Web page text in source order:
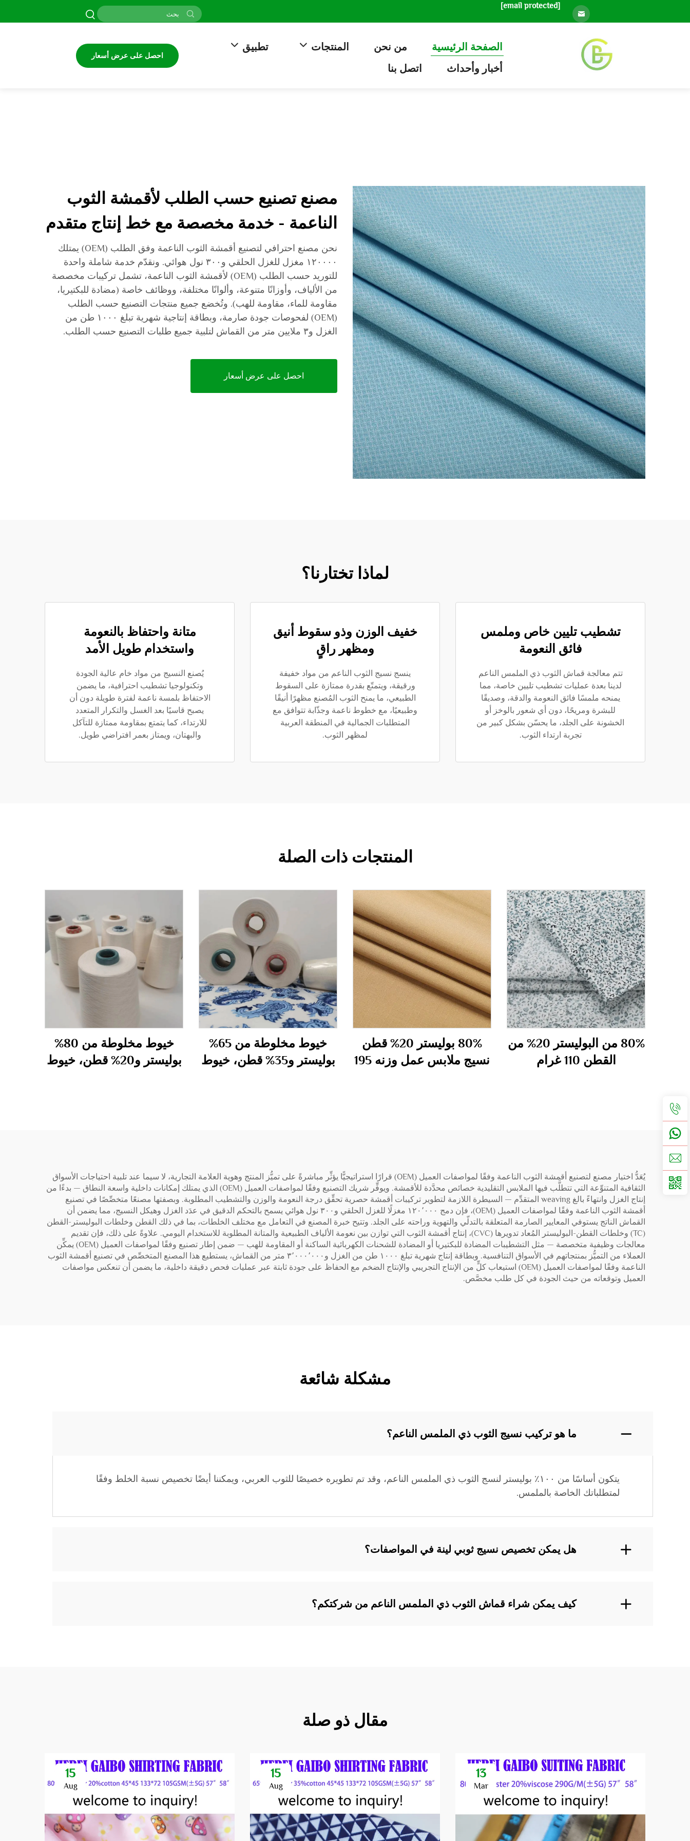
[email protected]
الصفحة الرئيسية من نحن المنتجات
تطبيق
أخبار وأحداث
اتصل بنا
احصل على عرض أسعار
مصنع تصنيع حسب الطلب لأقمشة الثوب
الناعمة - خدمة مخصصة مع خط إنتاج متقدم
نحن مصنع احترافي لتصنيع أقمشة الثوب الناعمة وفق الطلب (OEM) يمتلك
١٢٠٠٠٠ مغزل للغزل الحلقي و٣٠٠ نول هوائي. ونقدّم خدمة شاملة واحدة
للتوريد حسب الطلب (OEM) لأقمشة الثوب الناعمة، تشمل تركيبات مخصصة
من الألياف، وأوزانًا متنوعة، وألوانًا مختلفة، ووظائف خاصة (مضادة للبكتيريا،
مقاومة للماء، مقاومة للهب). وتُخضع جميع منتجات التصنيع حسب الطلب
(OEM) لفحوصات جودة صارمة، وبطاقة إنتاجية شهرية تبلغ ١٠٠٠ طن من
الغزل و٣ ملايين متر من القماش لتلبية جميع طلبات التصنيع حسب الطلب.
احصل على عرض أسعار
لماذا تختارنا؟
تشطيب تليين خاص وملمس
فائق النعومة
تتم معالجة قماش الثوب ذي الملمس الناعم
لدينا بعدة عمليات تشطيب تليين خاصة، مما
يمنحه ملمسًا فائق النعومة والدقة، وصديقًا
للبشرة ومريحًا، دون أي شعور بالوخز أو
الخشونة على الجلد، ما يحسّن بشكل كبير من
تجربة ارتداء الثوب.
خفيف الوزن وذو سقوط أنيق
ومظهر راقٍ
ينسج نسيج الثوب الناعم من مواد خفيفة
ورقيقة، ويتمتّع بقدرة ممتازة على السقوط
الطبيعي، ما يمنح الثوب المُصنع مظهرًا أنيقًا
وطبيعيًا، مع خطوط ناعمة وجذّابة تتوافق مع
المتطلبات الجمالية في المنطقة العربية
لمظهر الثوب.
متانة واحتفاظ بالنعومة
واستخدام طويل الأمد
يُصنع النسيج من مواد خام عالية الجودة
وتكنولوجيا تشطيب احترافية، ما يضمن
الاحتفاظ بلمسة ناعمة لفترة طويلة دون أن
يصبح قاسيًا بعد الغسل والتكرار المتعدد
للارتداء، كما يتمتع بمقاومة ممتازة للتآكل
والبهتان، ويمتاز بعمر افتراضي طويل.
المنتجات ذات الصلة
80% من البوليستر 20% من
القطن 110 غرام
80% بوليستر 20% قطن
نسيج ملابس عمل وزنه 195
خيوط مخلوطة من 65%
بوليستر و35% قطن، خيوط
خيوط مخلوطة من 80%
بوليستر و20% قطن، خيوط
يُعَدُّ اختيار مصنع لتصنيع أقمشة الثوب الناعمة وفقًا لمواصفات العميل (OEM) قرارًا استراتيجيًّا يؤثِّر مباشرةً على تميُّز المنتج وهوية العلامة التجارية، لا سيما عند تلبية احتياجات الأسواق
الثقافية المتنوِّعة التي تتطلَّب فيها الملابس التقليدية خصائص محدَّدة للأقمشة. ويوفِّر شريك التصنيع وفقًا لمواصفات العميل (OEM) الذي يمتلك إمكانات داخلية واسعة النطاق — بدءًا من
إنتاج الغزل وانتهاءً بالغ weaving المتقدِّم — السيطرة اللازمة لتطوير تركيبات أقمشة حصرية تحقِّق درجة النعومة والوزن والتشطيب المطلوبة. وبصفتها مصنعًا متخصِّصًا في تصنيع
أقمشة الثوب الناعمة وفقًا لمواصفات العميل (OEM)، فإن دمج ١٢٠٬٠٠٠ مغزلًا للغزل الحلقي و٣٠٠ نول هوائي يسمح بالتحكم الدقيق في عدَد الغزل وهيكل النسيج، مما يضمن أن
القماش الناتج يستوفي المعايير الصارمة المتعلقة بالتدلّي والتهوية وراحته على الجلد. وتتيح خبرة المصنع في التعامل مع مختلف الخلطات، بما في ذلك القطن وخلطات البوليستر-القطن
(TC) وخلطات القطن-البوليستر المُعاد تدويرها (CVC)، إنتاج أقمشة الثوب التي توازن بين نعومة الألياف الطبيعية والمتانة المطلوبة للاستخدام اليومي. علاوةً على ذلك، فإن تقديم
معالجات وظيفية متخصصة — مثل التشطيبات المضادة للبكتيريا أو المضادة للشحنات الكهربائية الساكنة أو المقاومة للهب — ضمن إطار تصنيع وفقًا لمواصفات العميل (OEM) يمكِّن
العملاء من التميُّز بمنتجاتهم في الأسواق التنافسية. وبطاقة إنتاج شهرية تبلغ ١٠٠٠ طن من الغزل و٣٬٠٠٠٬٠٠٠ متر من القماش، يستطيع هذا المصنع المتخصِّص في تصنيع أقمشة الثوب
الناعمة وفقًا لمواصفات العميل (OEM) استيعاب كلٍّ من الإنتاج التجريبي والإنتاج الضخم مع الحفاظ على جودة ثابتة عبر عمليات فحص دقيقة داخلية، ما يضمن أن تنعكس مواصفات
العميل وتوقعاته من حيث الجودة في كل طلب مخصَّص.
مشكلة شائعة
ما هو تركيب نسيج الثوب ذي الملمس الناعم؟
يتكون أساسًا من ١٠٠٪ بوليستر لنسج الثوب ذي الملمس الناعم، وقد تم تطويره خصيصًا للثوب العربي، ويمكننا أيضًا تخصيص نسبة الخلط وفقًا
لمتطلباتك الخاصة بالملمس.
هل يمكن تخصيص نسيج ثوبي لينة في المواصفات؟
كيف يمكن شراء قماش الثوب ذي الملمس الناعم من شركتكم؟
مقال ذو صلة
13
Mar
15
Aug
15
Aug